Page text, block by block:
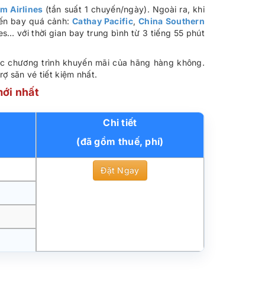
Airlines (tần suất 1 chuyến/ngày). Ngoài ra, khi
bay quá cảnh:Cathay Pacific,China Southern
với thời gian bay trung bình từ 3 tiếng 55 phút
chương trình khuyến mãi của hãng hàng không.
săn vé tiết kiệm nhất.
nhất
Chi tiết
(đã gồm thuế, phí)
Đặt Ngay